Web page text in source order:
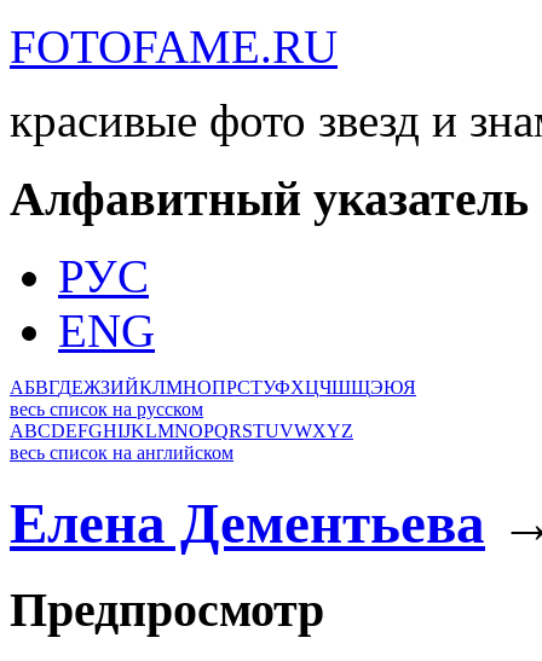
FOTOFAME.RU
красивые фото звезд и
Алфавитный указатель
РУС
ENG
АБВГДЕЖЗИЙКЛМНОПРСТУФХЦЧШЩЭЮЯ
весь список на русском
ABCDEFGHIJKLMNOPQRSTUVWXYZ
весь список на английском
Елена Дементьева
Предпросмотр